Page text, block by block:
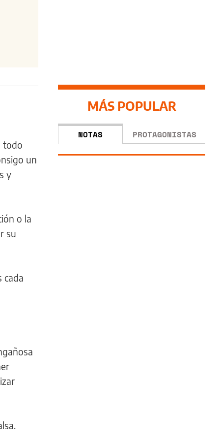
todo
un
y
o la
su
cada
MÁS POPULAR
NOTAS PROTAGONISTAS